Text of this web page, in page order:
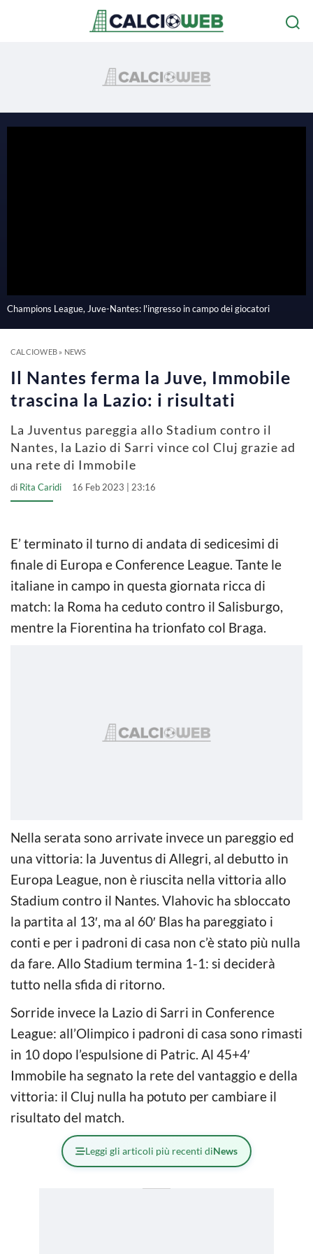
a
V
i
o
Champions League, Juve-Nantes: l'ingresso in campo dei giocatori
CALCIOWEB» NEWS
Il Nantes ferma la Juve, Immobile
trascina la Lazio: i risultati
La Juventus pareggia allo Stadium contro il
Nantes, la Lazio di Sarri vince col Cluj grazie ad
una rete di Immobile
di Rita Caridi 16 Feb 2023 | 23:16
E’ terminato il turno di andata di sedicesimi di
finale di Europa e Conference League. Tante le
italiane in campo in questa giornata ricca di
match: la Roma ha ceduto contro il Salisburgo,
mentre la Fiorentina ha trionfato col Braga.
Nella serata sono arrivate invece un pareggio ed
una vittoria: la Juventus di Allegri, al debutto in
Europa League, non è riuscita nella vittoria allo
Stadium contro il Nantes. Vlahovic ha sbloccato
la partita al 13′, ma al 60′ Blas ha pareggiato i
conti e per i padroni di casa non c’è stato più nulla
da fare. Allo Stadium termina 1-1: si deciderà
tutto nella sfida di ritorno.
Sorride invece la Lazio di Sarri in Conference
League: all’Olimpico i padroni di casa sono rimasti
in 10 dopo l’espulsione di Patric. Al 45+4′
Immobile ha segnato la rete del vantaggio e della
vittoria: il Cluj nulla ha potuto per cambiare il
risultato del match.
Leggi gli articoli più recenti diNews